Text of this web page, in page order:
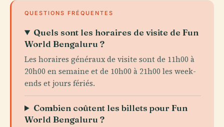
QUESTIONS FRÉQUENTES
Quels sont les horaires de visite de Fun
World Bengaluru ?
Les horaires généraux de visite sont de 11h00 à
20h00 en semaine et de 10h00 à 21h00 les week-
ends et jours fériés.
Combien coûtent les billets pour Fun
World Bengaluru ?